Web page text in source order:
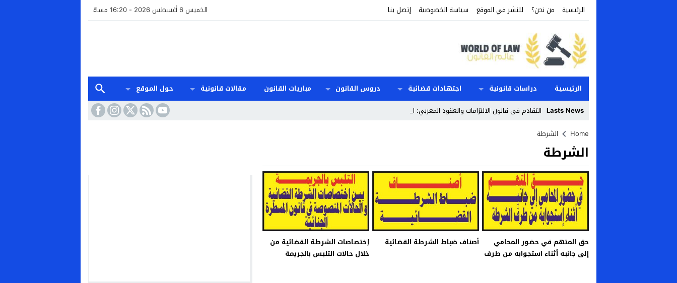
الرئيسية من نحن؟ للنشر في الموقع سياسة الخصوصية إتصل بنا الخميس 6 أغسطس 2026 - 16:20 مساءً
الرئيسية دراسات قانونية اجتهادات قضائية دروس القانون مباريات القانون مقالات قانونية
حول الموقع
Lasts News التقادم في قانون الالتزامات والعقود المغربي: المدد وا _
Stop
Next
Home الشرطة
الشرطة
حق المتهم في حضور المحامي
إلى جانبه أثناء استجوابه من طرف
أصناف ضباط الشرطة القضائية
إختصاصات الشرطة القضائية من
خلال حالات التلبس بالجريمة